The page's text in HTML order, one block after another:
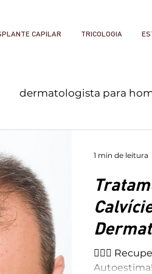
CAPILAR TRICOLOGIA
dermatologista para
💇‍♂️✨
1 min de leitura